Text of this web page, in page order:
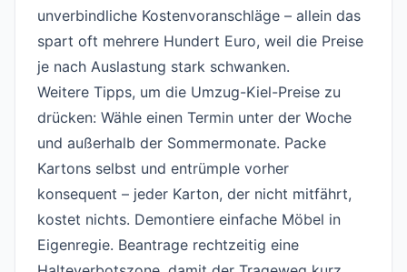
unverbindliche Kostenvoranschläge – allein das
spart oft mehrere Hundert Euro, weil die Preise
je nach Auslastung stark schwanken.
Weitere Tipps, um die Umzug-Kiel-Preise zu
drücken: Wähle einen Termin unter der Woche
und außerhalb der Sommermonate. Packe
Kartons selbst und entrümple vorher
konsequent – jeder Karton, der nicht mitfährt,
kostet nichts. Demontiere einfache Möbel in
Eigenregie. Beantrage rechtzeitig eine